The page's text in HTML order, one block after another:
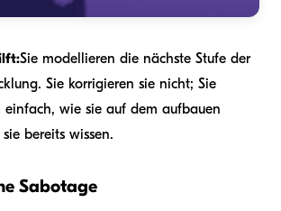
Sie modellieren die nächste Stufe der
Sie korrigieren sie nicht; Sie
einfach, wie sie auf dem aufbauen
bereits wissen.
Sabotage